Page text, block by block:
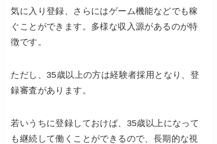
気に入り登録、さらにはゲーム機能などでも稼
ぐことができます。多様な収入源があるのが特
徴です。
ただし、35歳以上の方は経験者採用となり、登
録審査があります。
若いうちに登録しておけば、35歳以上になって
も継続して働くことができるので、長期的な視